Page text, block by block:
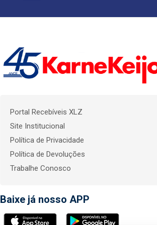
Portal Recebíveis XLZ
Site Institucional
Política de Privacidade
Política de Devoluções
Trabalhe Conosco
Baixe já nosso APP